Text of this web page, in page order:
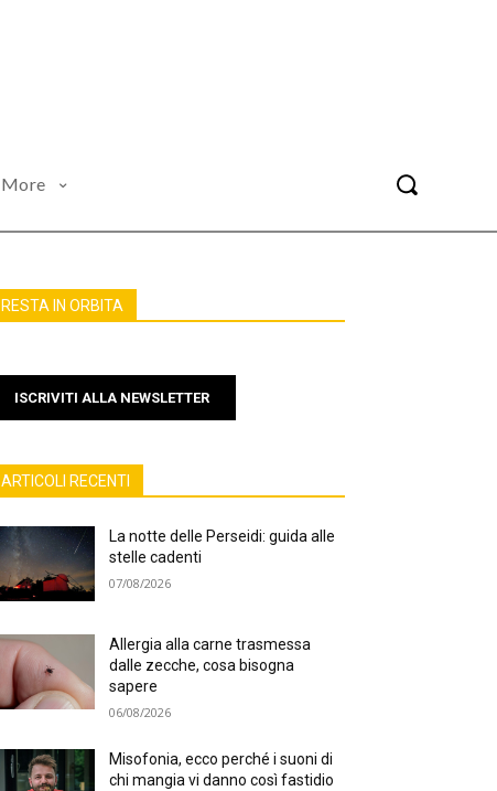
More
RESTA IN ORBITA
ISCRIVITI ALLA NEWSLETTER
ARTICOLI RECENTI
La notte delle Perseidi: guida alle
stelle cadenti
07/08/2026
Allergia alla carne trasmessa
dalle zecche, cosa bisogna
sapere
06/08/2026
Misofonia, ecco perché i suoni di
chi mangia vi danno così fastidio